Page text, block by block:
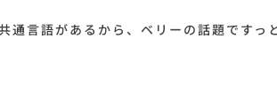
通言語があるから、ベリーの話題ですっ